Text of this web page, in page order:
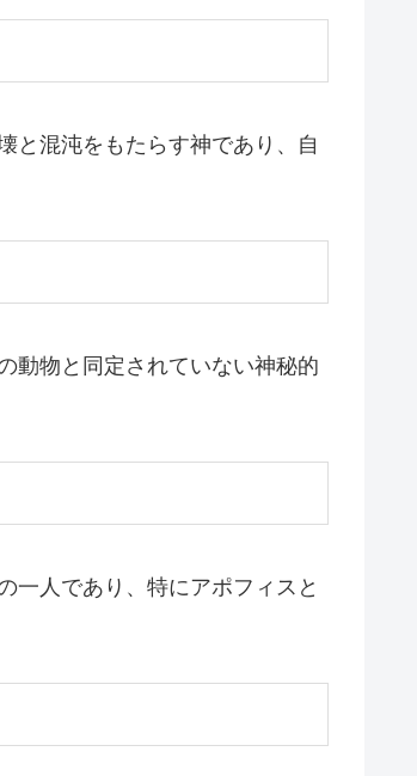
と混沌をもたらす神であり、自
動物と同定されていない神秘的
一人であり、特にアポフィスと